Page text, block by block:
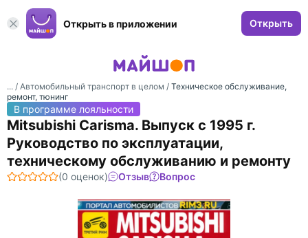
Открыть в приложении Открыть
... / Автомобильный транспорт в целом / Техническое обслуживание,
ремонт, тюнинг
В программе лояльности
Mitsubishi Carisma. Выпуск с 1995 г.
Руководство по эксплуатации,
техническому обслуживанию и ремонту
(0 оценок) Отзыв Вопрос